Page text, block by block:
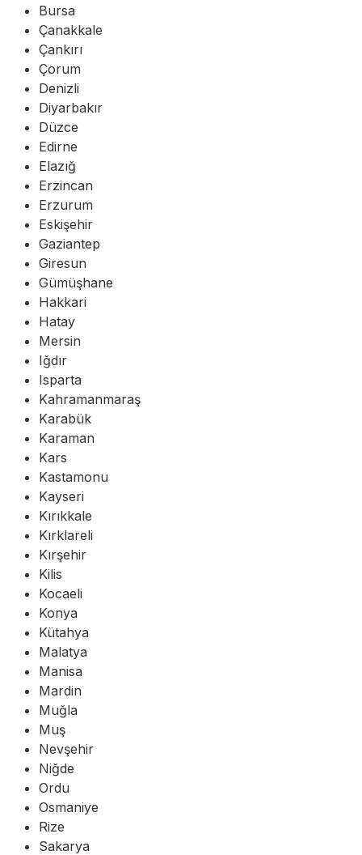
Bursa
Çanakkale
Çankırı
Çorum
Denizli
Diyarbakır
Düzce
Edirne
Elazığ
Erzincan
Erzurum
Eskişehir
Gaziantep
Giresun
Gümüşhane
Hakkari
Hatay
Mersin
Iğdır
Isparta
Kahramanmaraş
Karabük
Karaman
Kars
Kastamonu
Kayseri
Kırıkkale
Kırklareli
Kırşehir
Kilis
Kocaeli
Konya
Kütahya
Malatya
Manisa
Mardin
Muğla
Muş
Nevşehir
Niğde
Ordu
Osmaniye
Rize
Sakarya